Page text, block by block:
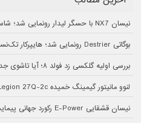
نیسان NX7 با حسگر لیدار رونمایی شد؛ شاسی‌بلند جدید با همکاری دانگ‌فنگ چین
بوگاتی Destrier رونمایی شد؛ هایپرکار تک‌نسخه الهام‌گرفته از Bolide
بررسی اولیه گلکسی زد فولد ۸؛ آیا تاشوی جدید سامسونگ ارزش خرید دارد؟
لنوو مانیتور گیمینگ خمیده Legion 27Q-2c را با نرخ تازه‌سازی 240 هرتز معرفی کرد
نیسان قشقایی E-Power رکورد جهانی پیمایش با یک باک را ثبت کرد